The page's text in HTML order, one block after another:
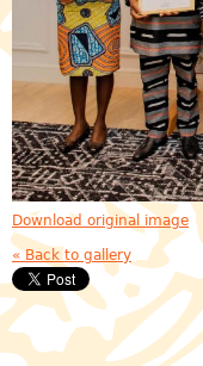
Download original image
« Back to gallery